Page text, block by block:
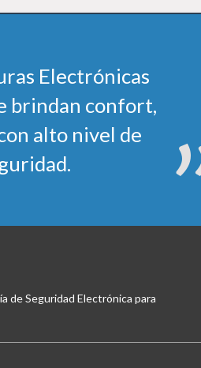
Electrónicas
brindan confort,
alto nivel de
de Seguridad Electrónica para